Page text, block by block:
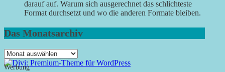
darauf auf. Warum sich ausgerechnet das schlichteste
Format durchsetzt und wo die anderen Formate bleiben.
Das Monatsarchiv
Das
Monatsarchiv
Werbung